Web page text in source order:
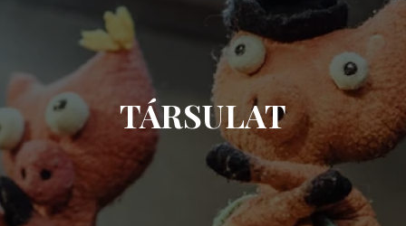
TÁRSULAT